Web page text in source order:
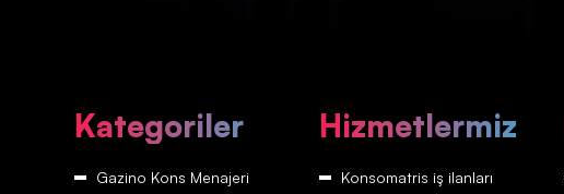
Kategoriler
Gazino Kons Menajeri
Hizmetlermiz
Konsomatris iş ilanları